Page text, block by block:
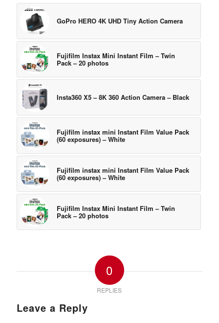
GoPro HERO 4K UHD Tiny Action Camera
Fujifilm Instax Mini Instant Film – Twin
Pack – 20 photos
Insta360 X5 – 8K 360 Action Camera – Black
Fujifilm instax mini Instant Film Value Pack
(60 exposures) – White
Fujifilm instax mini Instant Film Value Pack
(60 exposures) – White
Fujifilm Instax Mini Instant Film – Twin
Pack – 20 photos
0
REPLIES
Leave a Reply